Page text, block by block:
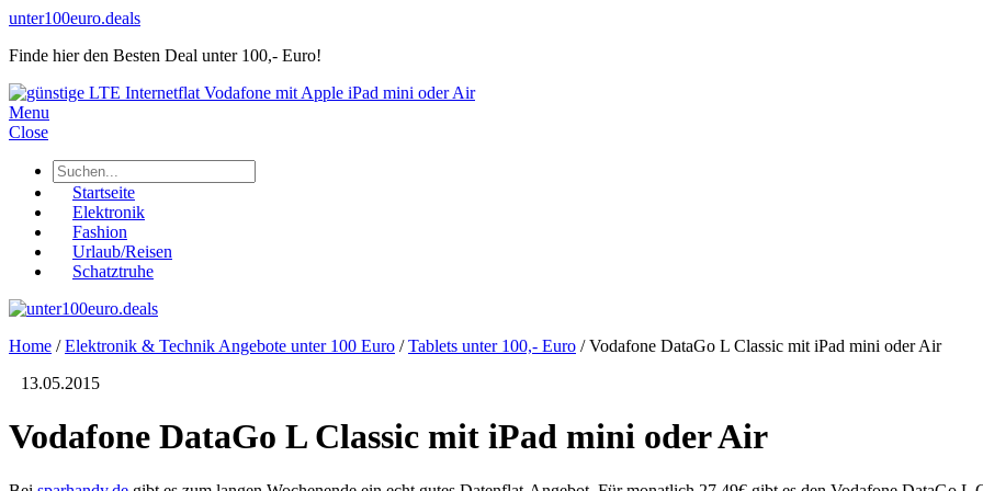
unter100euro.deals
Finde hier den Besten Deal unter 100,- Euro!
Menu
Close
Startseite
Elektronik
Fashion
Urlaub/Reisen
Schatztruhe
Home /Elektronik & Technik Angebote unter 100 Euro /Tablets unter 100,- Euro /Vodafone DataGo L Classic mit iPad mini oder Air
13.05.2015
Vodafone DataGo L Classic mit iPad mini oder Air